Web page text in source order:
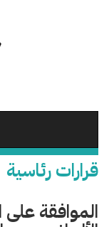
قرارات رئاسية
الموافقة على